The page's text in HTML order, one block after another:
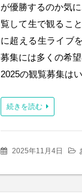
が優勝するのか気
覧して生で観るこ
に超える生ライブ
募集には多くの希
2025の観覧募集は
続きを読む
2025年11月4日